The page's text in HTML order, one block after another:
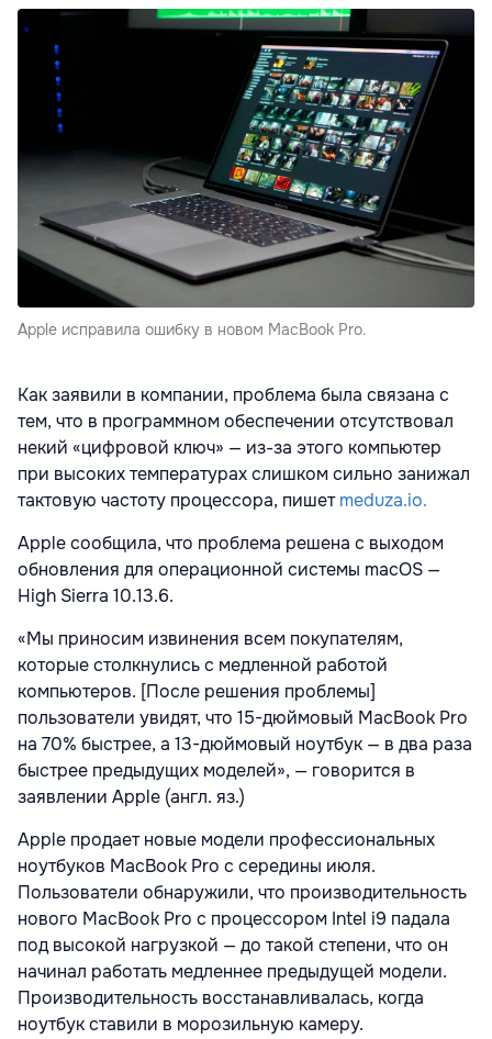
Apple исправила ошибку в новом MacBook Pro.
Как заявили в компании, проблема была связана с
тем, что в программном обеспечении отсутствовал
некий «цифровой ключ» — из-за этого компьютер
при высоких температурах слишком сильно занижал
тактовую частоту процессора, пишетmeduza.io.
Apple сообщила, что проблема решена с выходом
обновления для операционной системы macOS —
High Sierra 10.13.6.
«Мы приносим извинения всем покупателям,
которые столкнулись с медленной работой
компьютеров. [После решения проблемы]
пользователи увидят, что 15-дюймовый MacBook Pro
на 70% быстрее, а 13-дюймовый ноутбук — в два раза
быстрее предыдущих моделей», — говорится в
заявлении Apple (англ. яз.)
Apple продает новые модели профессиональных
ноутбуков MacBook Pro с середины июля.
Пользователи обнаружили, что производительность
нового MacBook Pro с процессором Intel i9 падала
под высокой нагрузкой — до такой степени, что он
начинал работать медленнее предыдущей модели.
Производительность восстанавливалась, когда
ноутбук ставили в морозильную камеру.